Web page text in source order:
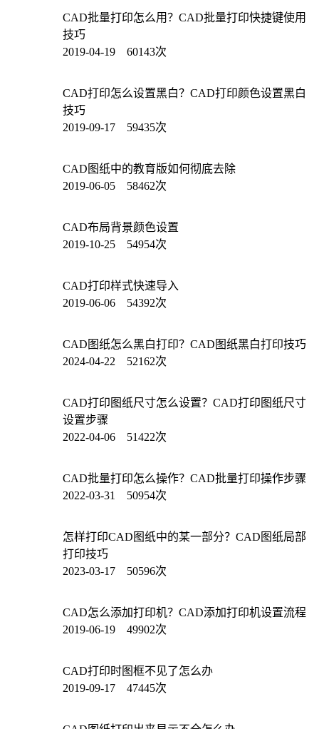
CAD批量打印怎么用？CAD批量打印快捷键使用
技巧
2019-04-19 60143次
CAD打印怎么设置黑白？CAD打印颜色设置黑白
技巧
2019-09-17 59435次
CAD图纸中的教育版如何彻底去除
2019-06-05 58462次
CAD布局背景颜色设置
2019-10-25 54954次
CAD打印样式快速导入
2019-06-06 54392次
CAD图纸怎么黑白打印？CAD图纸黑白打印技巧
2024-04-22 52162次
CAD打印图纸尺寸怎么设置？CAD打印图纸尺寸
设置步骤
2022-04-06 51422次
CAD批量打印怎么操作？CAD批量打印操作步骤
2022-03-31 50954次
怎样打印CAD图纸中的某一部分？CAD图纸局部
打印技巧
2023-03-17 50596次
CAD怎么添加打印机？CAD添加打印机设置流程
2019-06-19 49902次
CAD打印时图框不见了怎么办
2019-09-17 47445次